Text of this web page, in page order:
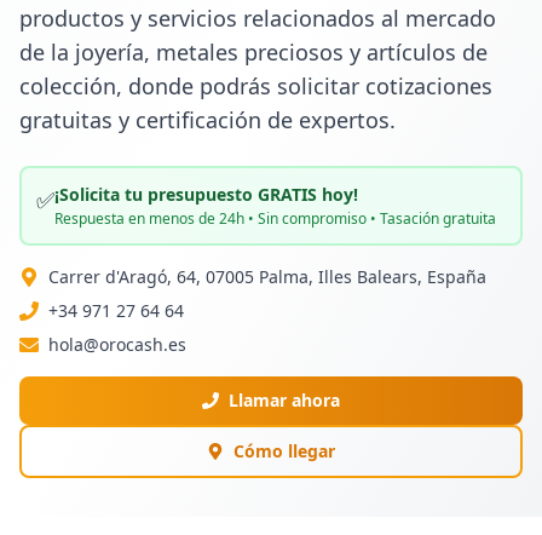
productos y servicios relacionados al mercado
de la joyería, metales preciosos y artículos de
colección, donde podrás solicitar cotizaciones
gratuitas y certificación de expertos.
✅¡Solicita tu presupuesto GRATIS hoy!
Respuesta en menos de 24h • Sin compromiso • Tasación gratuita
Carrer d'Aragó, 64, 07005 Palma, Illes Balears, España
+34 971 27 64 64
hola@orocash.es
Llamar ahora
Cómo llegar